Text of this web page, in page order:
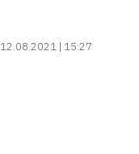
12.08.2021 | 15:27